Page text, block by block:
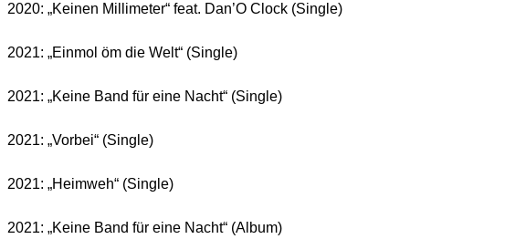
2020: „Keinen Millimeter“ feat. Dan’O Clock (Single)
2021: „Einmol öm die Welt“ (Single)
2021: „Keine Band für eine Nacht“ (Single)
2021: „Vorbei“ (Single)
2021: „Heimweh“ (Single)
2021: „Keine Band für eine Nacht“ (Album)